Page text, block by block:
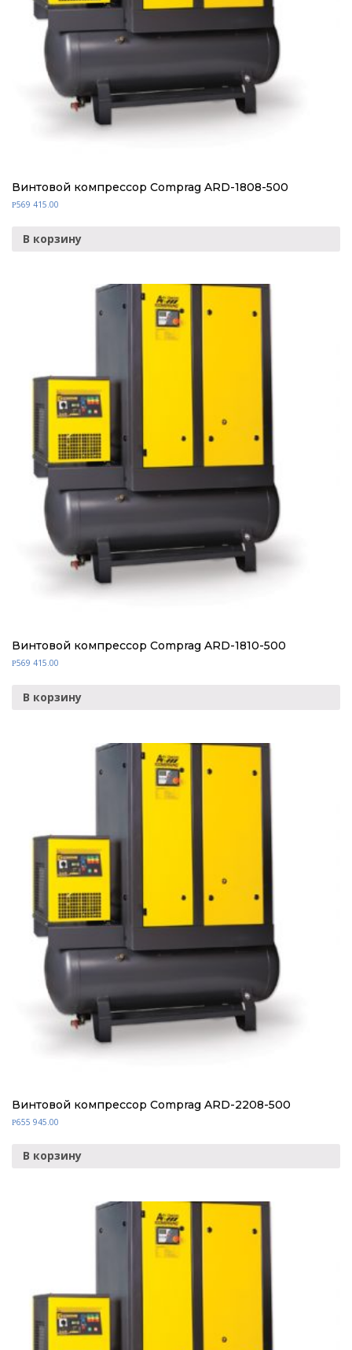
Винтовой компрессор Comprag ARD-1808-500
Р569 415.00
В корзину
Винтовой компрессор Comprag ARD-1810-500
Р569 415.00
В корзину
Винтовой компрессор Comprag ARD-2208-500
Р655 945.00
В корзину